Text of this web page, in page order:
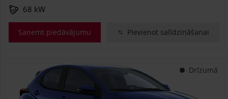
68 kW
Saņemt piedāvājumu Pievienot salīdzināšanai
Drīzumā